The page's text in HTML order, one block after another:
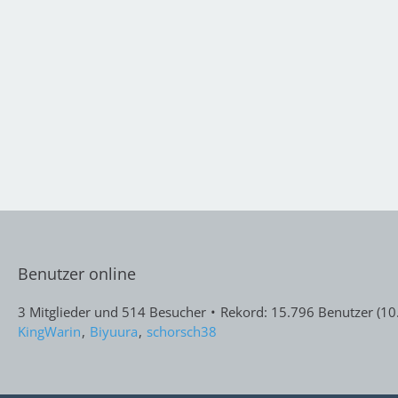
Benutzer online
3 Mitglieder und 514 Besucher Rekord: 15.796 Benutzer (
KingWarin Biyuura schorsch38